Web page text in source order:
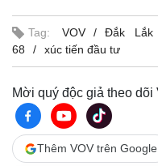
Tag: VOV Đắk Lắk
68
xúc tiến đầu tư
Mời quý độc giả theo dõi
Thêm VOV trên Google